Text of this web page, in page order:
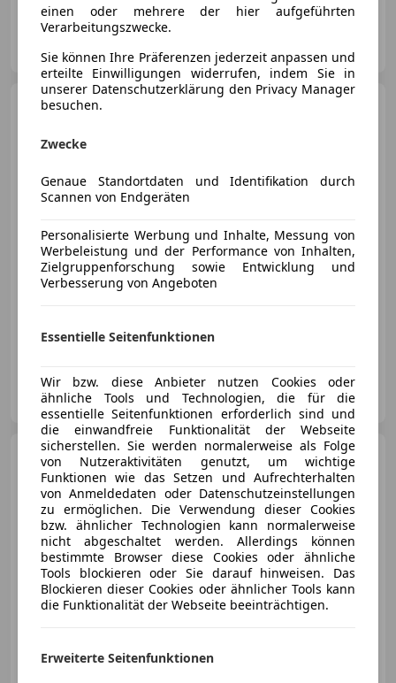
motioncars gmbh
AT-8301 Kainbach bei Graz
Ford Transit Custom
Ihr Partner für Transporter bis 3,5 Tonnen
Auto-Center Rauscher OG
AT-2752 Wöllersdorf
Ford Kuga2.5 Duratec Plug-
in-Hybrid PHEv Pickerl NEU
€ 15 980 1
einen oder mehrere der hier aufgeführten
Verarbeitungszwecke.
Sie können Ihre Präferenzen jederzeit anpassen und
erteilte Einwilligungen widerrufen, indem Sie in
unserer Datenschutzerklärung den Privacy Manager
besuchen.
Zwecke
Genaue Standortdaten und Identifikation durch
Scannen von Endgeräten
Personalisierte Werbung und Inhalte, Messung von
Werbeleistung und der Performance von Inhalten,
Zielgruppenforschung sowie Entwicklung und
Verbesserung von Angeboten
Essentielle Seitenfunktionen
Wir bzw. diese Anbieter nutzen Cookies oder
ähnliche Tools und Technologien, die für die
essentielle Seitenfunktionen erforderlich sind und
die einwandfreie Funktionalität der Webseite
sicherstellen. Sie werden normalerweise als Folge
von Nutzeraktivitäten genutzt, um wichtige
Funktionen wie das Setzen und Aufrechterhalten
von Anmeldedaten oder Datenschutzeinstellungen
zu ermöglichen. Die Verwendung dieser Cookies
bzw. ähnlicher Technologien kann normalerweise
nicht abgeschaltet werden. Allerdings können
bestimmte Browser diese Cookies oder ähnliche
Tools blockieren oder Sie darauf hinweisen. Das
Blockieren dieser Cookies oder ähnlicher Tools kann
die Funktionalität der Webseite beeinträchtigen.
Erweiterte Seitenfunktionen